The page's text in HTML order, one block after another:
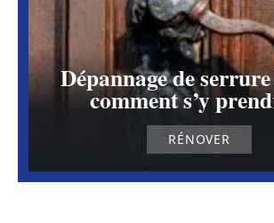
Dépannage de
comment s’y
RÉNOVER